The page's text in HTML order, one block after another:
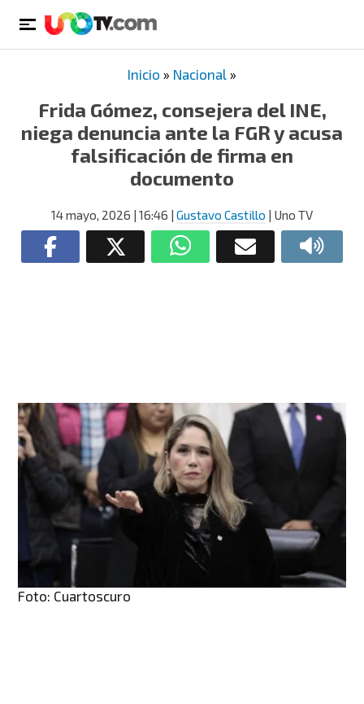
Inicio » Nacional »
Frida Gómez, consejera del INE,
niega denuncia ante la FGR y acusa
falsificación de firma en
documento
14 mayo, 2026 | 16:46 | Gustavo Castillo | Uno TV
Foto: Cuartoscuro